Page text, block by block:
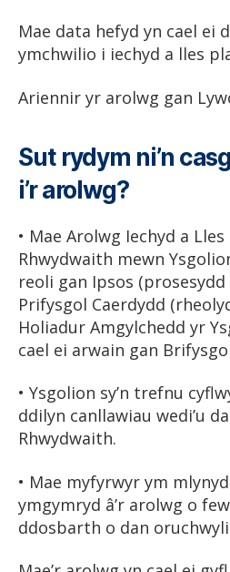
Mae data hefyd yn cael ei
ymchwilio i iechyd a lles
Ariennir yr arolwg gan
Sut rydym ni’n
i’r arolwg?
• Mae Arolwg Iechyd a
Rhwydwaith mewn
reoli gan Ipsos
Prifysgol Caerdydd
Holiadur Amgylchedd yr
cael ei arwain gan
• Ysgolion sy’n trefnu
ddilyn canllawiau wedi’u
Rhwydwaith.
• Mae myfyrwyr ym
ymgymryd â’r arolwg o
ddosbarth o dan